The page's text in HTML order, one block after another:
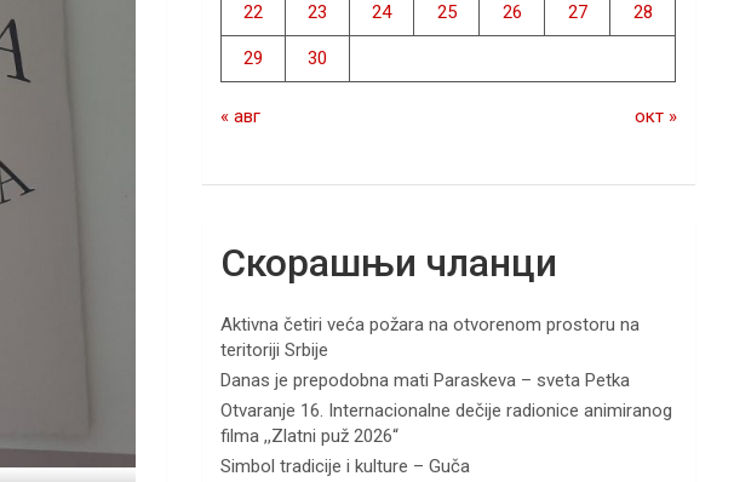
22 23 24 25 26 27 28
29 30
« авг окт »
Скорашњи чланци
Aktivna četiri veća požara na otvorenom prostoru na
teritoriji Srbije
Danas je prepodobna mati Paraskeva – sveta Petka
Otvaranje 16. Internacionalne dečije radionice animiranog
filma ,,Zlatni puž 2026“
Simbol tradicije i kulture – Guča